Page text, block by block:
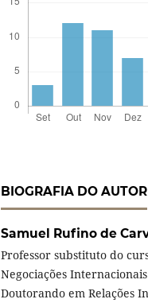
BIOGRAFIA DO AUTOR
Samuel Rufino de
Professor substituto do
Negociações
Doutorando em Relações